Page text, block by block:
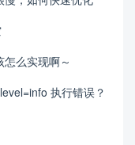
么实现啊～
执行错误？